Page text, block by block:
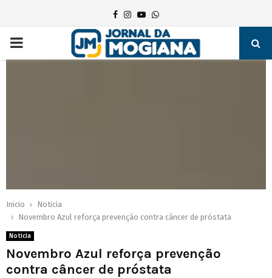
Facebook
Instagram
YoutubeWhatsapp
PRIMARY
Inicio
Noticia
Novembro Azul reforça prevenção contra câncer de próstata
Noticia
Novembro Azul reforça prevenção
contra câncer de próstata